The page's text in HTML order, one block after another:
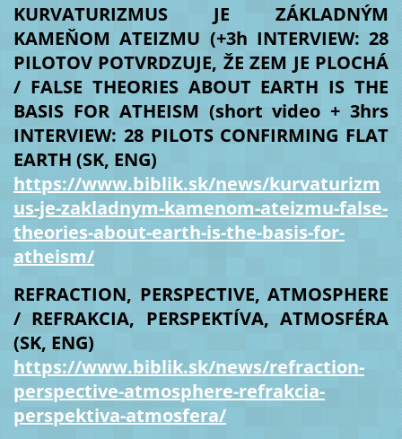
KURVATURIZMUS JE ZÁKLADNÝM
KAMEŇOM ATEIZMU (+3h INTERVIEW: 28
PILOTOV POTVRDZUJE, ŽE ZEM JE PLOCHÁ
/ FALSE THEORIES ABOUT EARTH IS THE
BASIS FOR ATHEISM (short video + 3hrs
INTERVIEW: 28 PILOTS CONFIRMING FLAT
EARTH (SK, ENG)
https://www.biblik.sk/news/kurvaturizm
us-je-zakladnym-kamenom-ateizmu-false-
theories-about-earth-is-the-basis-for-
atheism/
REFRACTION, PERSPECTIVE, ATMOSPHERE
/ REFRAKCIA, PERSPEKTÍVA, ATMOSFÉRA
(SK, ENG)
https://www.biblik.sk/news/refraction-
perspective-atmosphere-refrakcia-
perspektiva-atmosfera/